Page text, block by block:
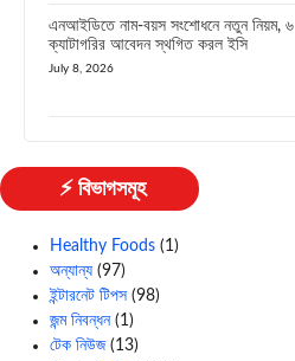
এনআইডিতে নাম-বয়স সংশোধনে নতুন নিয়ম, ৬
ক্যাটাগরির আবেদন স্থগিত করল ইসি
July 8, 2026
⚡ বিভাগসমূহ
Healthy Foods (1)
অন্যান্য (97)
ইন্টারনেট টিপস (98)
জন্ম নিবন্ধন(1)
টেক নিউজ(13)